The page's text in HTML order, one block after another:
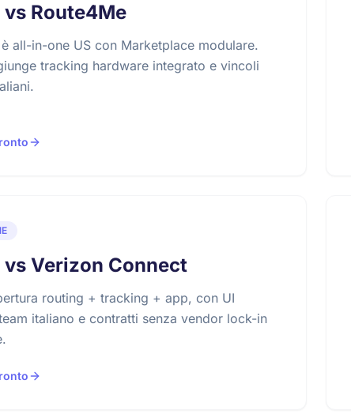
Route4Me
all-in-one US con Marketplace modulare.
tracking hardware integrato e vincoli
Verizon Connect
routing + tracking + app, con UI
italiano e contratti senza vendor lock-in